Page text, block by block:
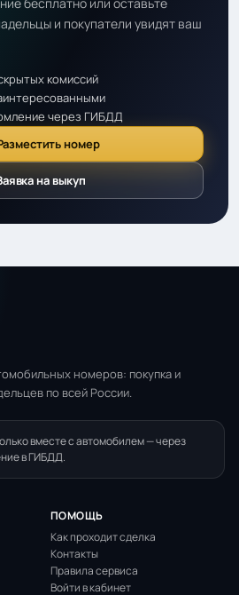
и покупатели увидят ваш
комиссий
через ГИБДД
номер
на выкуп
номеров: покупка и
по всей России.
вместе с автомобилем — через
в ГИБДД.
ПОМОЩЬ
Как проходит сделка
Контакты
Правила сервиса
Войти в кабинет